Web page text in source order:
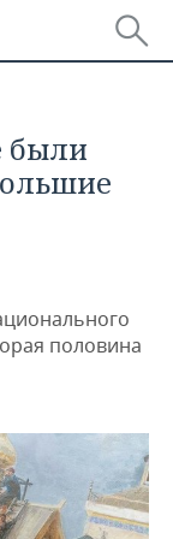
были
половина